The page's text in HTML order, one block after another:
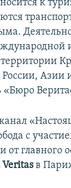
к
территории
Азии
«Бюро
с
главного
Veritasв